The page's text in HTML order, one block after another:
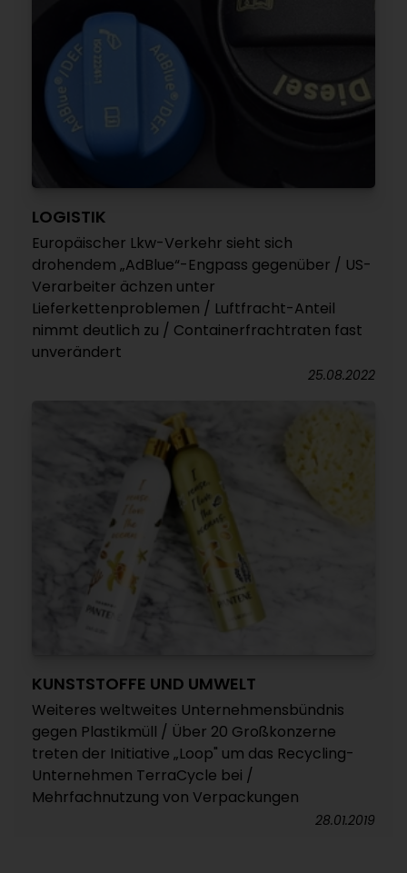
LOGISTIK
Europäischer Lkw-Verkehr sieht sich
drohendem „AdBlue“-Engpass gegenüber / US-
Verarbeiter ächzen unter
Lieferkettenproblemen / Luftfracht-Anteil
nimmt deutlich zu / Containerfrachtraten fast
unverändert
25.08.2022
KUNSTSTOFFE UND UMWELT
Weiteres weltweites Unternehmensbündnis
gegen Plastikmüll / Über 20 Großkonzerne
treten der Initiative „Loop" um das Recycling-
Unternehmen TerraCycle bei /
Mehrfachnutzung von Verpackungen
28.01.2019